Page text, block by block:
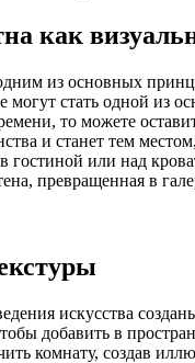
как
из основных
могут стать одной из
то можете
и станет тем
или над
превращенная в
искусства
добавить в
комнату, создав